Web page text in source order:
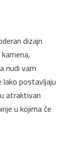
dizajn
nudi vam
lako postavljaju
atraktivan
u kojima će